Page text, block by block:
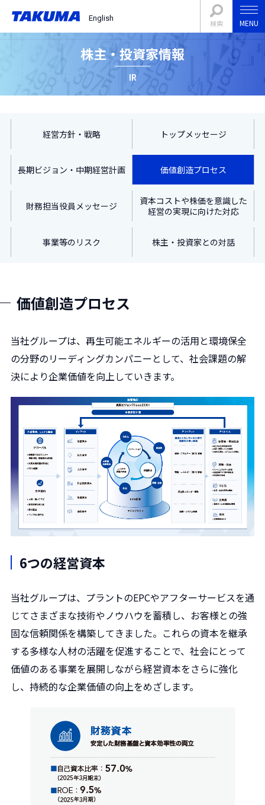
English
検索 MENU
株主・投資家情報
IR
経営方針・戦略 トップメッセージ
長期ビジョン・中期経営計画 価値創造プロセス
財務担当役員メッセージ
資本コストや株価を意識した
経営の実現に向けた対応
事業等のリスク 株主・投資家との対話
価値創造プロセス
当社グループは、再生可能エネルギーの活用と環境保全
の分野のリーディングカンパニーとして、社会課題の解
決により企業価値を向上していきます。
6つの経営資本
当社グループは、プラントのEPCやアフターサービスを通
じてさまざまな技術やノウハウを蓄積し、お客様との強
固な信頼関係を構築してきました。これらの資本を継承
する多様な人材の活躍を促進することで、社会にとって
価値のある事業を展開しながら経営資本をさらに強化
し、持続的な企業価値の向上をめざします。